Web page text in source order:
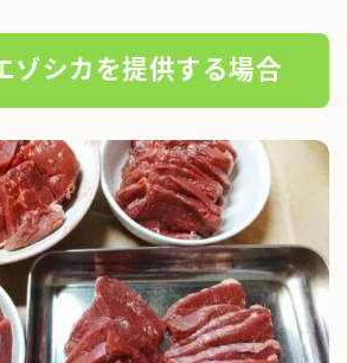
ゾシカを提供する場合